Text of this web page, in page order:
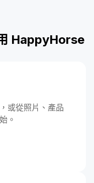
HappyHorse
或從照片、產品
。